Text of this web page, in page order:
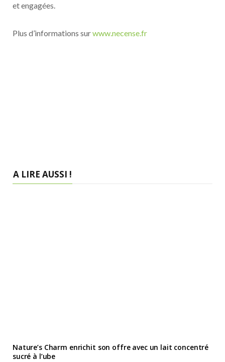
et engagées.
Plus d’informations surwww.necense.fr
A LIRE AUSSI !
Nature’s Charm enrichit son offre avec un lait concentré
sucré à l’ube